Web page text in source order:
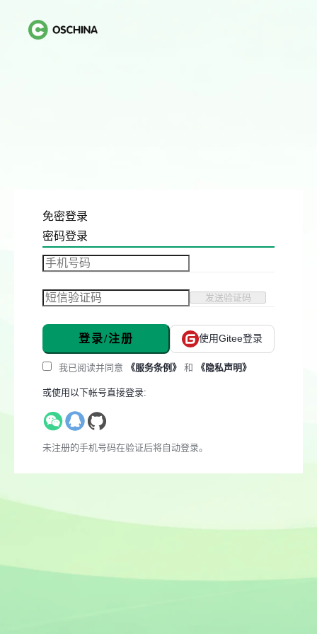
免密登录
密码登录
发送验证码
登录/注册 使用Gitee登录
我已阅读并同意 《服务条例》 和 《隐私声明》
或使用以下帐号直接登录:
未注册的手机号码在验证后将自动登录。